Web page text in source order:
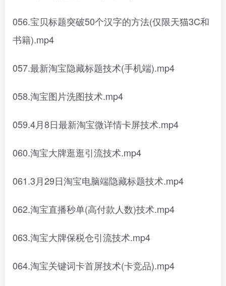
056.宝贝标题突破50个汉字的方法(仅限天猫3C和
书籍).mp4
057.最新淘宝隐藏标题技术(手机端).mp4
058.淘宝图片洗图技术.mp4
059.4月8日最新淘宝微详情卡屏技术.mp4
060.淘宝大牌逛逛引流技术.mp4
061.3月29日淘宝电脑端隐藏标题技术.mp4
062.淘宝直播秒单(高付款人数)技术.mp4
063.淘宝大牌保税仓引流技术.mp4
064.淘宝关键词卡首屏技术(卡竞品).mp4